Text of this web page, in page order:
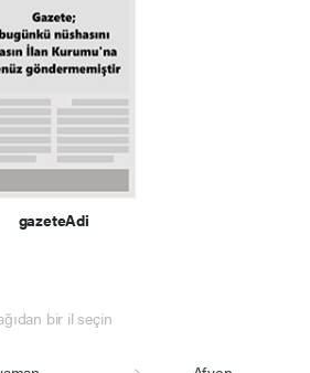
gazeteAdi
bir il seçin